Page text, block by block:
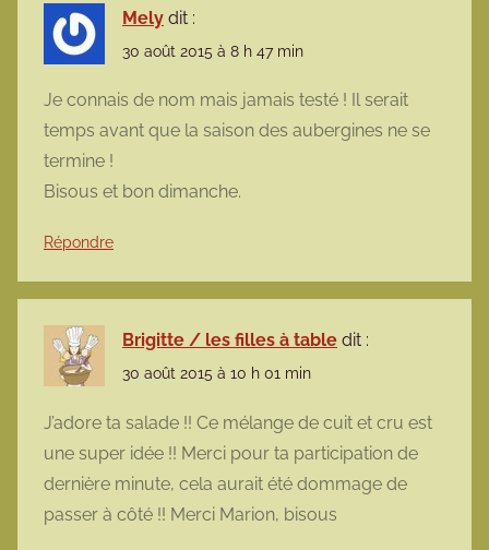
Mely dit :
30 août 2015 à 8 h 47 min
Je connais de nom mais jamais testé ! Il serait
temps avant que la saison des aubergines ne se
termine !
Bisous et bon dimanche.
Répondre
Brigitte / les filles à table dit :
30 août 2015 à 10 h 01 min
J’adore ta salade !! Ce mélange de cuit et cru est
une super idée !! Merci pour ta participation de
dernière minute, cela aurait été dommage de
passer à côté !! Merci Marion, bisous